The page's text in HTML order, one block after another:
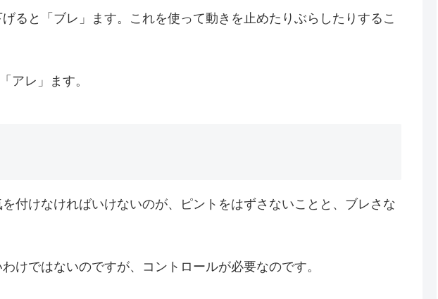
げると「ブレ」ます。これを使って動きを止めたりぶらしたりするこ
アレ」ます。
付けなければいけないのが、ピントをはずさないことと、ブレさな
けではないのですが、コントロールが必要なのです。